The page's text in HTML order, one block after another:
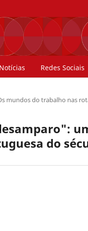
Notícias Redes Sociais
mundos do trabalho nas
do